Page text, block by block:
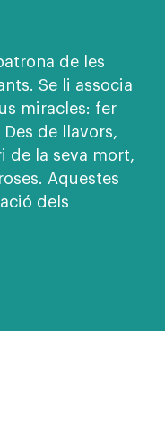
de les
Se li associa
miracles: fer
de llavors,
de la seva mort,
Aquestes
dels